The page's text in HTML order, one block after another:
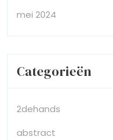
mei 2024
Categorieën
2dehands
abstract